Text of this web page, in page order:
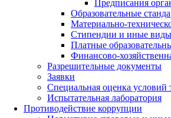
Предписания
Образовательные
Материально-
Стипендии и иные
Платные
Финансово-
Разрешительные документы
Заявки
Специальная оценка условий
Испытательная лаборатория
Противодействие коррупции